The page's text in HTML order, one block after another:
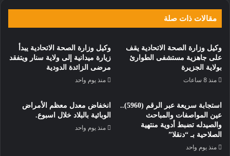
مقالات ذات صلة
وكيل وزارة الصحة الاتحادية يقف
على جاهزية مستشفى الطوارئ
بولاية الجزيرة
منذ 8 ساعات
وكيل وزارة الصحة الاتحادية يبدأ
زيارة ميدانية إلى ولاية سنار ويتفقد
مرضى الزائدة الدودية
منذ يوم واحد
استجابة سريعة عبر الرقم (5960)..
عين المواصفات والمباحث
والصيدله تضبط أدوية منتهية
الصلاحية بـ “دنقلا”
منذ يوم واحد
انخفاض معدل معظم الأمراض
الوبائية بالبلاد خلال اسبوع.
منذ يوم واحد